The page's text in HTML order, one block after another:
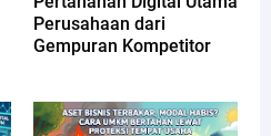
Perusahaan dari
Gempuran Kompetitor